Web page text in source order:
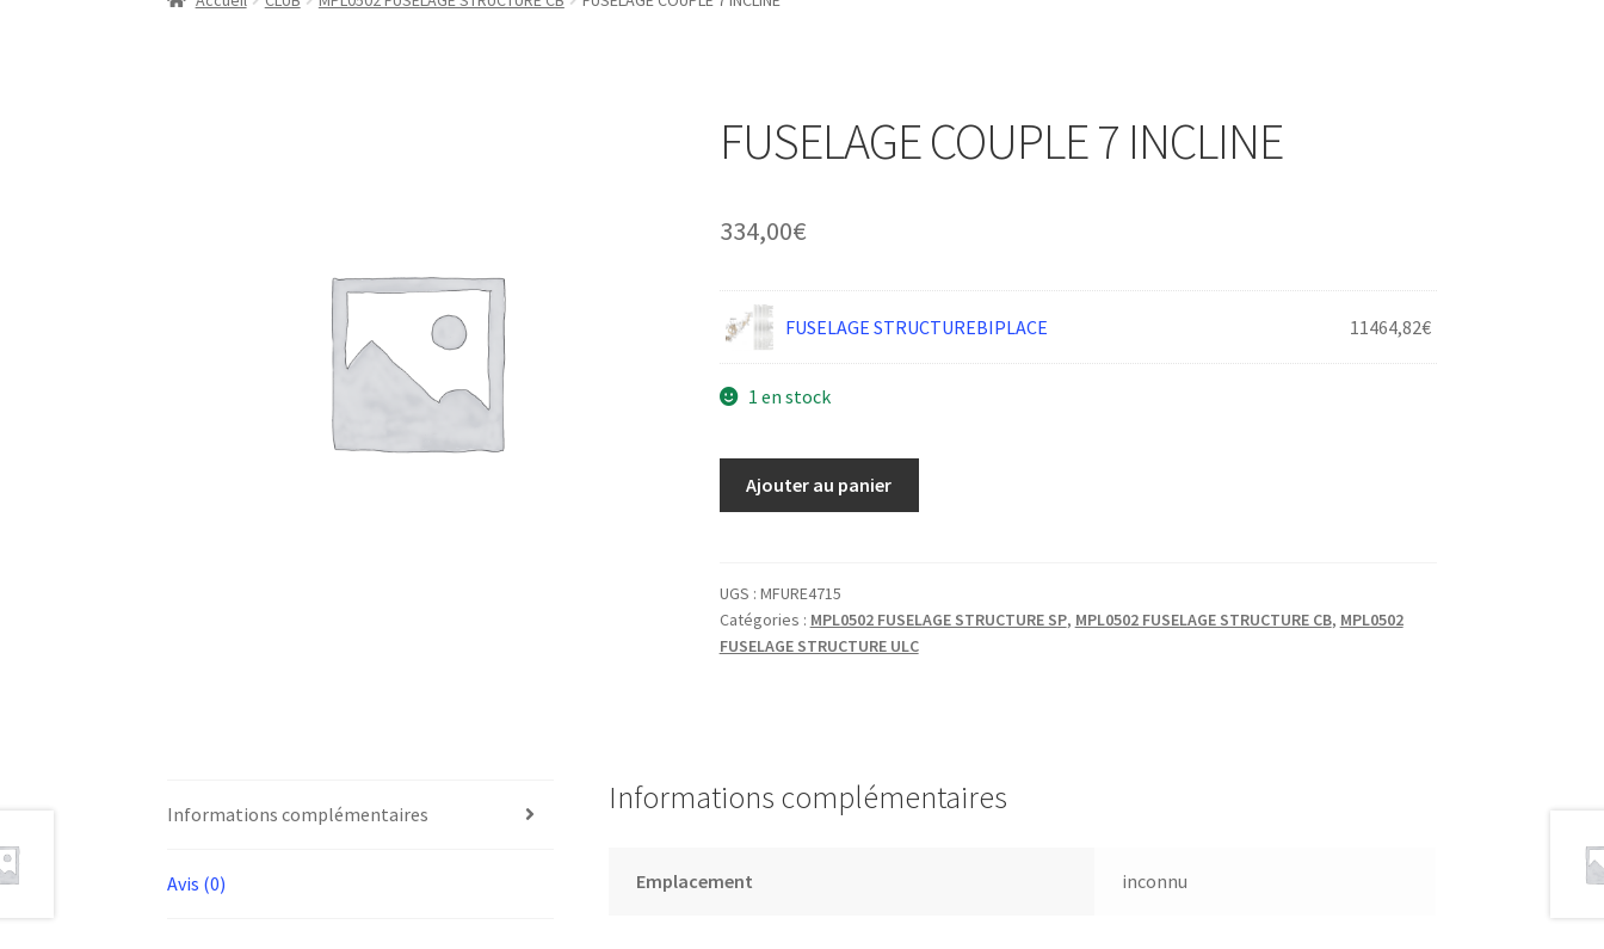
FUSELAGE COUPLE 7 INCLINE
334,00€
FUSELAGE STRUCTUREBIPLACE 11464,82€
1 en stock
7
INCLINE
Ajouter au panier
UGS : MFURE4715
Catégories : MPL0502 FUSELAGE STRUCTURE SP, MPL0502 FUSELAGE STRUCTURE CB, MPL0502
FUSELAGE STRUCTURE ULC
Informations complémentaires
Avis (0)
Informations complémentaires
Emplacement inconnu